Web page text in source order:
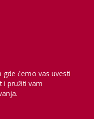
gde ćemo vas uvesti
i pružiti vam